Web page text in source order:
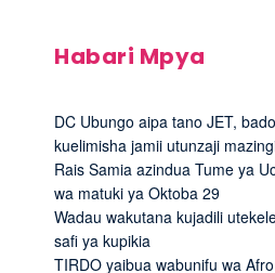
Habari Mpya
DC Ubungo aipa tano JET,
kuelimisha jamii utunzaji
Rais Samia azindua Tume ya
wa matuki ya Oktoba 29
Wadau wakutana kujadili
safi ya kupikia
TIRDO yaibua wabunifu wa